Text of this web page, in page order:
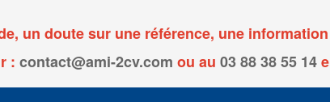
un doute sur une référence, une
: contact@ami-2cv.com ou au 03 88 38 55 14